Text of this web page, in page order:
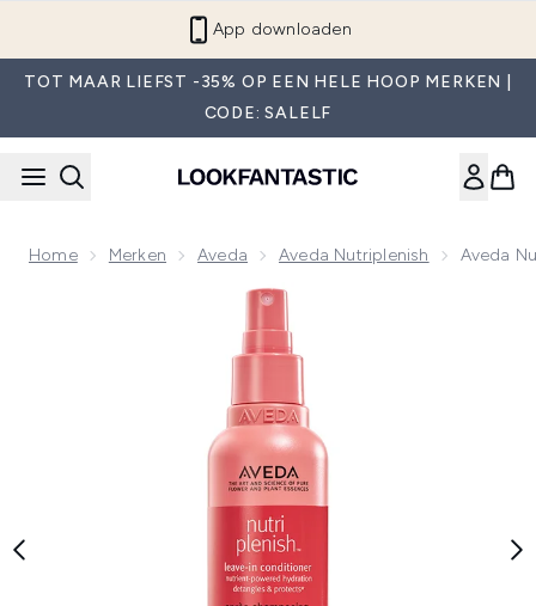
App downloaden
TOT MAAR LIEFST -35% OP EEN HELE HOOP MERKEN |
CODE: SALELF
Home Merken Aveda Aveda Nutriplenish Aveda
Now showing image 1 Aveda Nutriplenish Leave-in